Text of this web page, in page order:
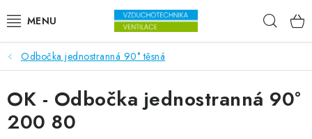
VENTILÁTORY
VZDUCHOTECHNIKA
REKUPERACE
Odbočka jednostranná 90° těsná
OK - Odbočka jednostranná 90°
200 80